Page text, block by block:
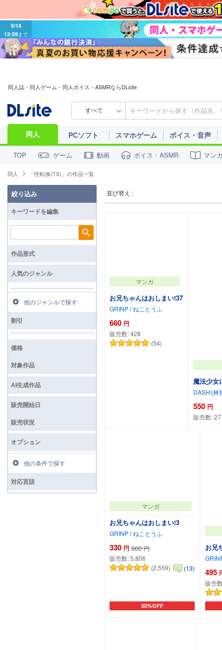
9/14
13:59まで
同人誌・同人ゲーム・同人ボイス・ASMRならDLsite
すべて
同人 PCソフト スマホゲーム ボイス・音声
TOP ゲーム 動画 ボイス・ASMR マン
同人 「性転換(TS)」の作品一覧
並び替え :
マンガ
お兄ちゃんはおしまい!37
GRINP/ねことうふ
660 円
販売数:428
(54)
魔法少女
DASH'(林
550 円
販売数:27
マンガ
お兄ちゃんはおしまい!3
GRINP/ねことうふ
330 円 660 円
販売数:5,806
(2,559)
(13)
50%OFF
カートに追加
お兄
495
販売
絞り込み
キーワードを編集
検索
作品形式
人気のジャンル
他のジャンルで探す
割引
価格
対象作品
AI生成作品
販売開始日
販売状況
オプション
他の条件で探す
対応言語